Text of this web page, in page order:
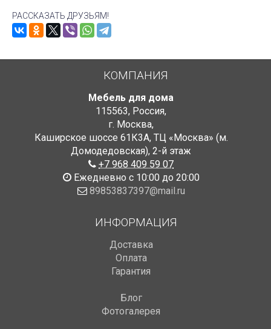
РАССКАЗАТЬ ДРУЗЬЯМ!
КОМПАНИЯ
Мебель для дома
115563, Россия,
г. Москва,
Каширское шоссе 61К3А, ТЦ «Москва» (м.
Домодедовская), 2-й этаж
+7 968 409 59 07
Ежедневно с 10:00 до 20:00
89853837397@mail.ru
ИНФОРМАЦИЯ
Доставка
Оплата
Гарантия
Блог
Фотогалерея